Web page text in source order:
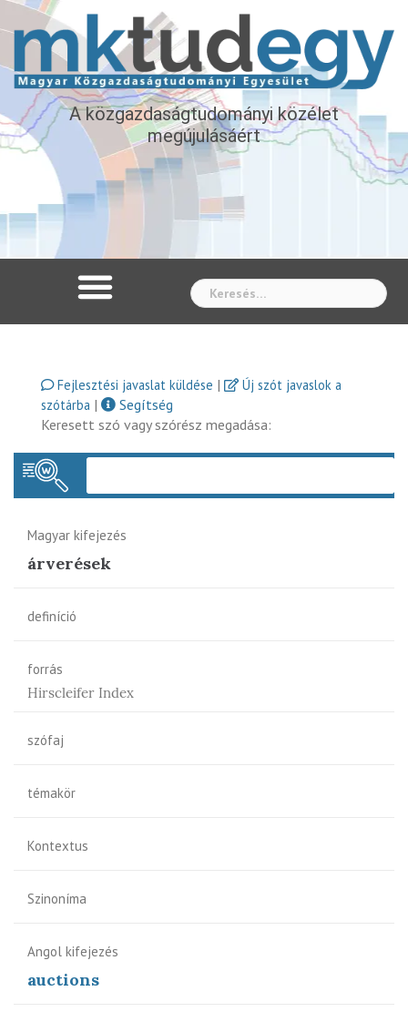
A közgazdaságtudományi közélet
megújulásáért
Fejlesztési javaslat küldése |
Új szót javaslok a
szótárba |
Segítség
Keresett szó vagy szórész megadása:
Magyar kifejezés
árverések
definíció
forrás
Hirscleifer Index
szófaj
témakör
Kontextus
Szinoníma
Angol kifejezés
auctions